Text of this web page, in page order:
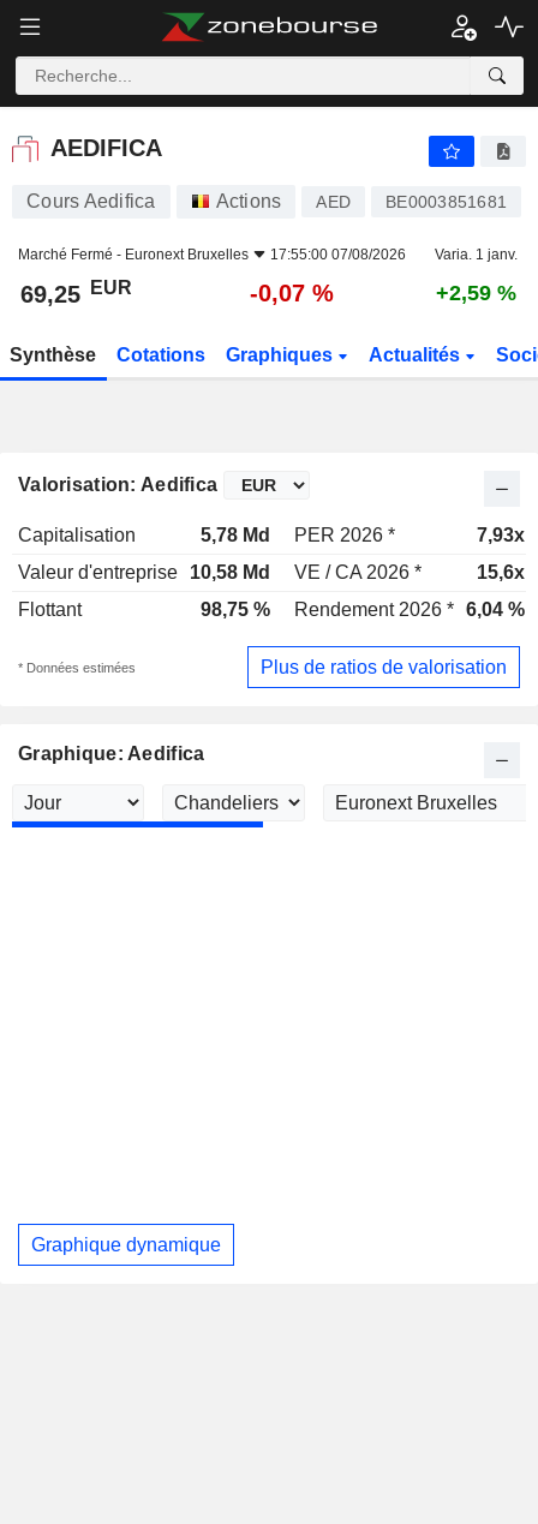
AEDIFICA
AEDIFICA
Cours Aedifica Actions AED BE0003851681
Marché Fermé - Euronext Bruxelles 17:55:00 07/08/2026 Varia. 1 janv.
69,25 EUR -0,07 % +2,59 %
Synthèse Cotations Graphiques Actualités
Valorisation: Aedifica
Capitalisation 5,78 Md PER 2026 *
7,93x
Valeur d'entreprise
10,58 Md VE / CA 2026 *
15,6x
Flottant
98,75 % Rendement 2026 * 6,04 %
* Données estimées Plus de ratios de valorisation
Graphique: Aedifica
Graphique dynamique